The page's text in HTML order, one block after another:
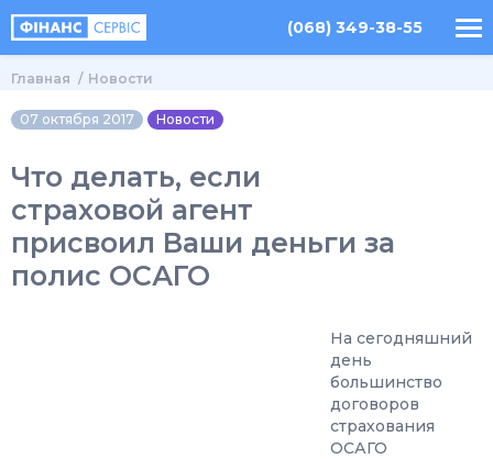
(068) 349-38-55
Главная Новости
07 октября 2017 Новости
Что делать, если
страховой агент
присвоил Ваши деньги за
полис ОСАГО
На сегодняшний
день
большинство
договоров
страхования
ОСАГО